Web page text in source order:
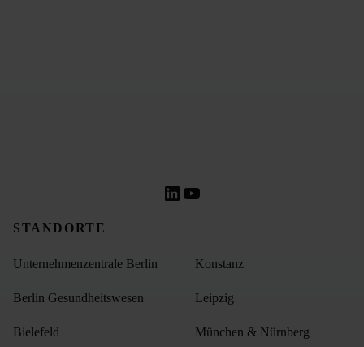
LinkedIn
YouTube
STANDORTE
Unternehmenzentrale Berlin
Berlin Gesundheitswesen
Bielefeld
Konstanz
Leipzig
München & Nürnberg